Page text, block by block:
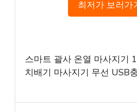
최저가 보러가
스마트 괄사 온열 마사지기
치배기 마사지기 무선 USB